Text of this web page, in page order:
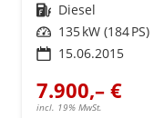
Kraftstoff Diesel
Leistung 135 kW (184 PS)
15.06.2015
7.900,– €
incl. 19% MwSt.